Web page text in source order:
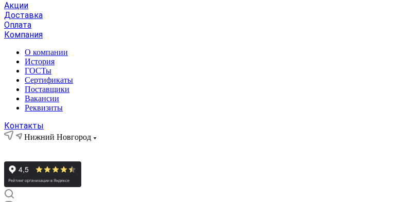
Акции
Доставка
Оплата
Компания
О компании
История
ГОСТы
Сертификаты
Поставщики
Вакансии
Реквизиты
Контакты
Нижний Новгород